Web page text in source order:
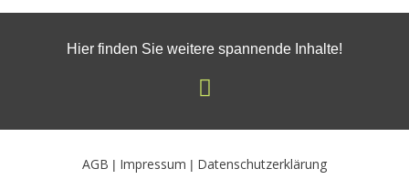
Hier finden Sie weitere spannende Inhalte!
I
s
t
a
AGB | Impressum | Datenschutzerklärung